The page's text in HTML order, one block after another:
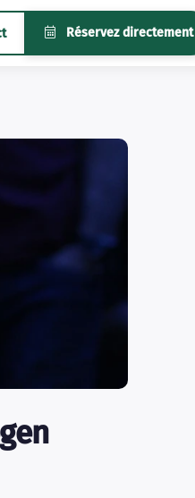
Réservez directement